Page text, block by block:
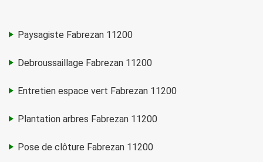
Paysagiste Fabrezan 11200
Debroussaillage Fabrezan 11200
Entretien espace vert Fabrezan 11200
Plantation arbres Fabrezan 11200
Pose de clôture Fabrezan 11200